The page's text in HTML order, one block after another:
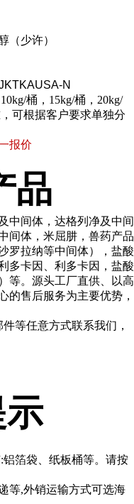
（少许）
N
桶，15kg/桶，20kg/
可根据客户要求单独分
报价
品
中间体，达格列净及中间
间体，米屈肼，兽药产品
罗拉纳等中间体），盐酸
多卡因、利多卡因，盐酸
等。源头工厂直供、以高
的售后服务为主要优势，
等任意方式联系我们，
箔袋、纸板桶等。请按
等,外销运输方式可选海